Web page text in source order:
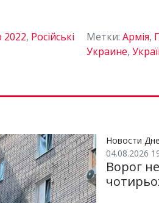
2022, Російські
Метки: Армія,
Украине,
Новости
04.08.2026
Ворог